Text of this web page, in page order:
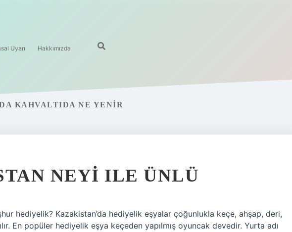
Uyarı Hakkımızda
KAHVALTIDA NE YENIR
NEYI ILE ÜNLÜ
hediyelik? Kazakistan’da hediyelik eşyalar çoğunlukla keçe, ahşap, deri,
En popüler hediyelik eşya keçeden yapılmış oyuncak devedir. Yurta adı